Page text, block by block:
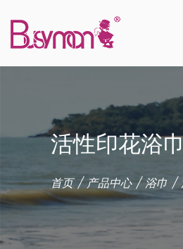
活性印花浴
首页/产品中心/浴巾 /